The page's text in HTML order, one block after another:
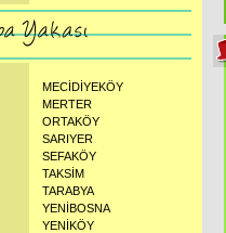
MECİDİYEKÖY
MERTER
ORTAKÖY
SARIYER
SEFAKÖY
TAKSİM
TARABYA
YENİBOSNA
YENİKÖY